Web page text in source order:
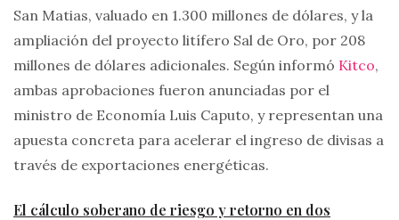
San Matias, valuado en 1.300 millones de dólares, y la
ampliación del proyecto litífero Sal de Oro, por 208
millones de dólares adicionales. Según informó Kitco,
ambas aprobaciones fueron anunciadas por el
ministro de Economía Luis Caputo, y representan una
apuesta concreta para acelerar el ingreso de divisas a
través de exportaciones energéticas.
El cálculo soberano de riesgo y retorno en dos